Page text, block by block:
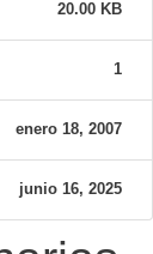
20.00 KB
1
enero 18, 2007
junio 16, 2025